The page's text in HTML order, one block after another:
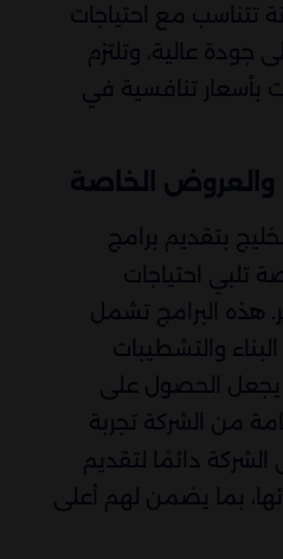
تتناسب مع احتياجات
جودة عالية، وتلتزم
بأسعار تنافسية في
والعروض الخاصة
بتقديم برامج
احتياجات
هذه البرامج تشمل
والتشطيبات
يجعل الحصول على
من الشركة تجربة
دائمًا لتقديم
بما يضمن لهم أعلى